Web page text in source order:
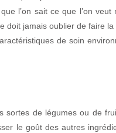
l’on sait ce que l’on
doit jamais oublier de faire
de soin
de légumes ou de
le goût des autres